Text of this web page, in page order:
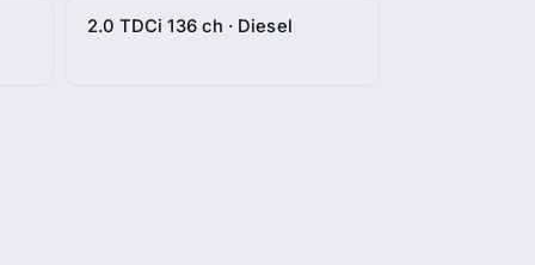
2.0 TDCi 136 ch · Diesel